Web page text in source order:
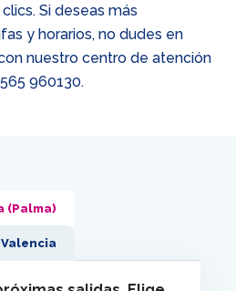
Si deseas más
y horarios, no dudes en
nuestro centro de atención
960130.
(Palma)